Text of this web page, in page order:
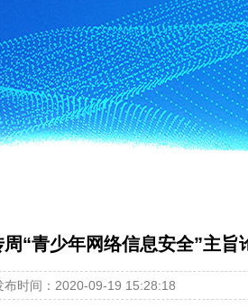
“青少年网络信息安全”主旨
布时间：2020-09-19 15:28:18